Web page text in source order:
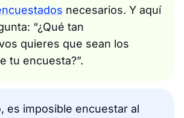
necesarios. Y aquí
“¿Qué tan
quieres que sean los
tu encuesta?”.
es imposible encuestar al